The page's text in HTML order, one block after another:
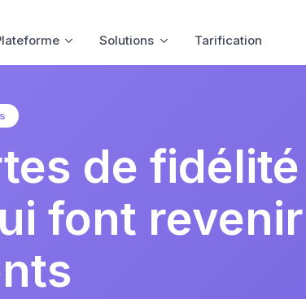
Solutions Tarification
de fidélité
font revenir